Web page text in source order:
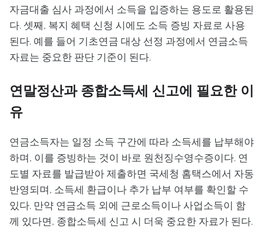
자금대출 심사 과정에서 소득을 입증하는 용도로 활용된
다. 셋째, 복지 혜택 신청 시에도 소득 증빙 자료로 사용
된다. 예를 들어 기초연금 대상 선정 과정에서 연금소득
자료는 중요한 판단 기준이 된다.
연말정산과 종합소득세 신고에 필요한 이
유
연금소득자는 일정 소득 구간에 따라 소득세를 납부해야
하며, 이를 증빙하는 것이 바로 원천징수영수증이다. 연
도별 자료를 발급받아 제출하면 국세청 홈택스에서 자동
반영되며, 소득세 환급이나 추가 납부 여부를 확인할 수
있다. 만약 연금소득 외에 근로소득이나 사업소득이 함
께 있다면, 종합소득세 신고 시 더욱 중요한 자료가 된다.